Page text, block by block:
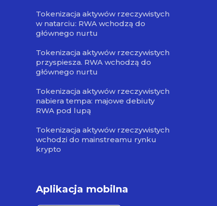
Tokenizacja aktywów rzeczywistych
w natarciu: RWA wchodzą do
głównego nurtu
Tokenizacja aktywów rzeczywistych
przyspiesza. RWA wchodzą do
głównego nurtu
Tokenizacja aktywów rzeczywistych
nabiera tempa: majowe debiuty
RWA pod lupą
Tokenizacja aktywów rzeczywistych
wchodzi do mainstreamu rynku
krypto
Aplikacja mobilna